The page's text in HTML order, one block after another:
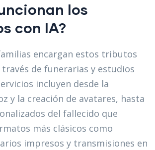
los
con IA?
encargan estos tributos
de funerarias y estudios
incluyen desde la
y la creación de avatares, hasta
del fallecido que
más clásicos como
impresos y transmisiones en